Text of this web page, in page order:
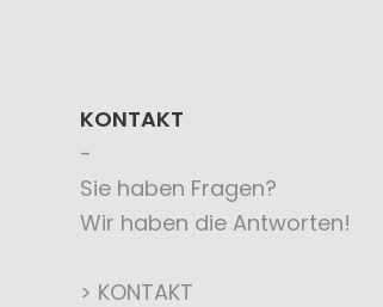
KONTAKT
Sie haben Fragen?
Wir haben die Antworten!
> KONTAKT